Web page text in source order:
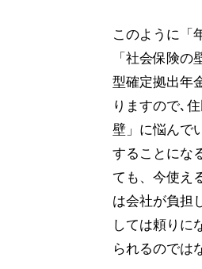
このように「
「社会保険
型確定拠出年
りますので､
壁」に悩んで
することにな
ても、今使え
は会社が負担
しては頼りに
られるのでは